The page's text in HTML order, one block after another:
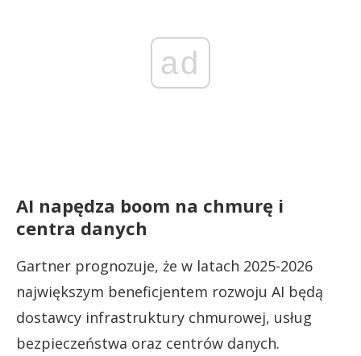
ad
AI napędza boom na chmurę i
centra danych
Gartner prognozuje, że w latach 2025-2026
największym beneficjentem rozwoju AI będą
dostawcy infrastruktury chmurowej, usług
bezpieczeństwa oraz centrów danych.